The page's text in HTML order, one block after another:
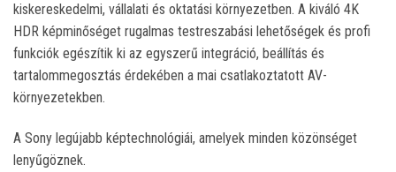
kiskereskedelmi, vállalati és oktatási környezetben. A kiváló 4K
HDR képminőséget rugalmas testreszabási lehetőségek és profi
funkciók egészítik ki az egyszerű integráció, beállítás és
tartalommegosztás érdekében a mai csatlakoztatott AV-
környezetekben.
A Sony legújabb képtechnológiái, amelyek minden közönséget
lenyűgöznek.